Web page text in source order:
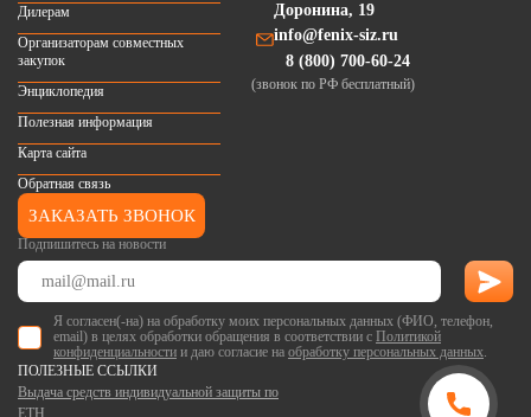
Подпишитесь на новости
Я согласен(-на) на обработку моих персональных данных (ФИО, телефон,
email) в целях обработки обращения в соответствии с Политикой
конфиденциальности и даю согласие на обработку персональных данных.
Дилерам
Организаторам совместных
закупок
Энциклопедия
Полезная информация
Карта сайта
Обратная связь
Доронина, 19
info@fenix-siz.ru
8 (800) 700-60-24
(звонок по РФ бесплатный)
ЗАКАЗАТЬ ЗВОНОК
ПОЛЕЗНЫЕ ССЫЛКИ
Выдача средств индивидуальной защиты по